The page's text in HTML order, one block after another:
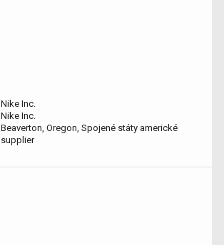
Nike Inc.
Nike Inc.
Beaverton, Oregon, Spojené státy americké
supplier